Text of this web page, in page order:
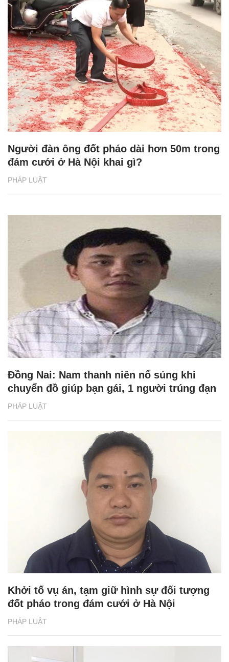
PHÁP LUẬT
Người đàn ông đốt pháo dài hơn 50m trong
đám cưới ở Hà Nội khai gì?
PHÁP LUẬT
Đồng Nai: Nam thanh niên nổ súng khi
chuyển đồ giúp bạn gái, 1 người trúng đạn
PHÁP LUẬT
Khởi tố vụ án, tạm giữ hình sự đối tượng
đốt pháo trong đám cưới ở Hà Nội